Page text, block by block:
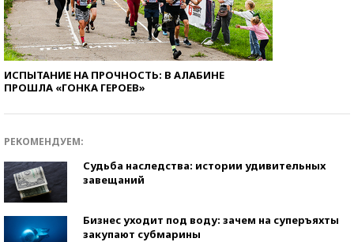
ИСПЫТАНИЕ НА ПРОЧНОСТЬ: В АЛАБИНЕ
ПРОШЛА «ГОНКА ГЕРОЕВ»
РЕКОМЕНДУЕМ:
Судьба наследства: истории удивительных
завещаний
Бизнес уходит под воду: зачем на суперъяхты
закупают субмарины